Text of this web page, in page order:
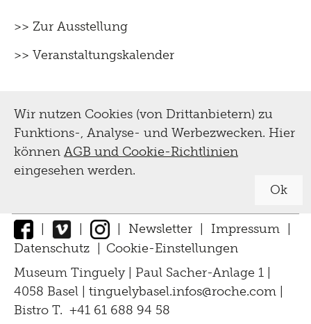
>> Zur Ausstellung
>> Veranstaltungskalender
Wir nutzen Cookies (von Drittanbietern) zu
Funktions-, Analyse- und Werbezwecken. Hier
können AGB und Cookie-Richtlinien
eingesehen werden.
Ok
| | | Newsletter | Impressum |
Datenschutz
Cookie-Einstellungen
Museum Tinguely | Paul Sacher-Anlage 1 |
4058 Basel | tinguelybasel.infos@roche.com
Bistro T. +41 61 688 94 58